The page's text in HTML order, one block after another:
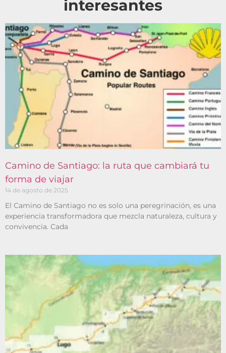
interesantes
Camino de Santiago: la ruta que cambiará tu
forma de viajar
14 de agosto de 2025
El Camino de Santiago no es solo una peregrinación, es una
experiencia transformadora que mezcla naturaleza, cultura y
convivencia. Cada